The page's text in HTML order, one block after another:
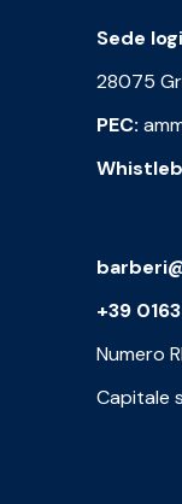
Sede
28075
PEC:
+39
Numero
Capitale